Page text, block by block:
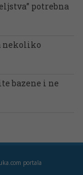
potrebna
nekoliko
bazene i ne
portala